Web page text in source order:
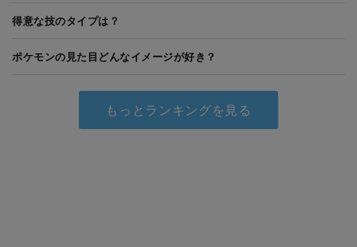
得意な技のタイプは？
ポケモンの見た目どんなイメージが好き？
もっとランキングを見る